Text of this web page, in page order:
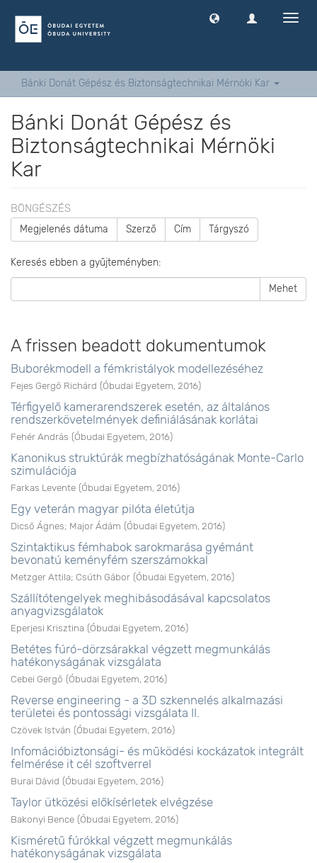
Bánki Donát Gépész és Biztonságtechnikai Mérnöki Kar
Bánki Donát Gépész és
Biztonságtechnikai Mérnöki
Kar
BÖNGÉSZÉS
Megjelenés dátuma Szerző Cím Tárgyszó
Keresés ebben a gyűjteményben:
Mehet
A frissen beadott dokumentumok
Buborékmodell a fémkristályok modellezéséhez
Fejes Gergő Richárd (Óbudai Egyetem 2016)
Térfigyelő kamerarendszerek esetén, az általános
rendszerkövetelmények definiálásának korlátai
Fehér András (Óbudai Egyetem 2016)
Kanonikus struktúrák megbízhatóságának Monte-Carlo
szimulációja
Farkas Levente (Óbudai Egyetem 2016)
Egy veterán magyar pilóta életútja
Dicső Ágnes; Major Ádám (Óbudai Egyetem 2016)
Szintaktikus fémhabok sarokmarása gyémánt
bevonatú keményfém szerszámokkal
Metzger Attila; Csúth Gábor (Óbudai Egyetem 2016)
Szállítótengelyek meghibásodásával kapcsolatos
anyagvizsgálatok
Eperjesi Krisztina (Óbudai Egyetem 2016)
Betétes fúró-dörzsárakkal végzett megmunkálás
hatékonyságának vizsgálata
Cebei Gergő (Óbudai Egyetem 2016)
Reverse engineering - a 3D szkennelés alkalmazási
területei és pontossági vizsgálata II.
Czövek István (Óbudai Egyetem 2016)
Infomációbiztonsági- és működési kockázatok integrált
felmérése it cél szoftverrel
Burai Dávid (Óbudai Egyetem 2016)
Taylor ütközési előkísérletek elvégzése
Bakonyi Bence (Óbudai Egyetem 2016)
Kisméretű fúrókkal végzett megmunkálás
hatékonyságának vizsgálata